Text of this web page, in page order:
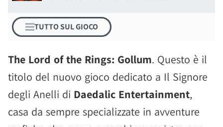
TUTTO SUL GIOCO
The Lord of the Rings: Gollum. Questo è il
titolo del nuovo gioco dedicato a Il Signore
degli Anelli di Daedalic Entertainment,
casa da sempre specializzate in avventure